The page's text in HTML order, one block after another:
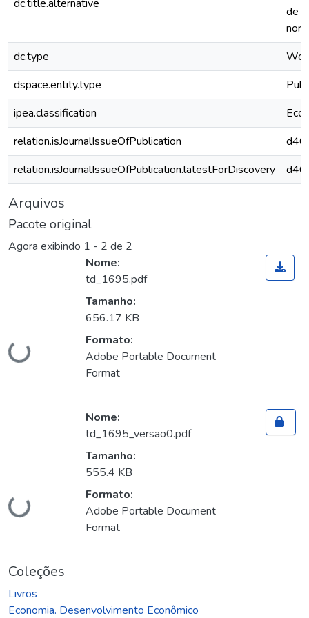
dc.title.alternative
de
dc.type
dspace.entity.type
ipea.classification
relation.isJournalIssueOfPublication
relation.isJournalIssueOfPublication.latestForDiscovery
Arquivos
Pacote original
Agora exibindo 1 - 2 de 2
Carregando...
Nome:
td_1695.pdf
Tamanho:
656.17 KB
Formato:
Adobe Portable Document
Format
Carregando...
Nome:
td_1695_versao0.pdf
Tamanho:
555.4 KB
Formato:
Adobe Portable Document
Format
Coleções
Livros
Economia. Desenvolvimento Econômico